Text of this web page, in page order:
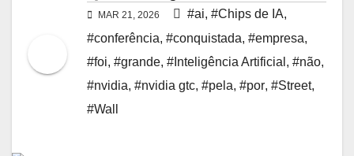
MAR 21, 2026 #ai, #Chips de IA,
#conferência, #conquistada, #empresa,
#foi, #grande, #Inteligência Artificial , #não,
#nvidia, #nvidia gtc, #pela, #por, #Street,
#Wall